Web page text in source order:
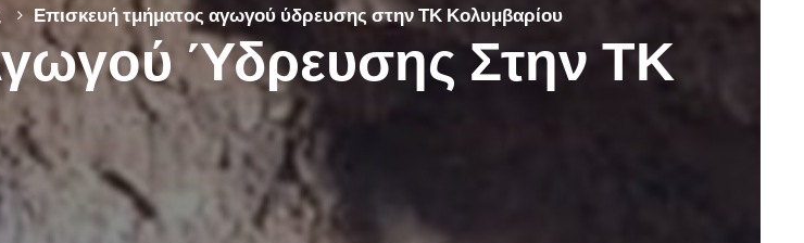
Επισκευή τμήματος αγωγού ύδρευσης στην ΤΚ Κολυμβαρίου
Ύδρευσης Στην ΤΚ